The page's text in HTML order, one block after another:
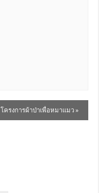
โครงการผ้าป่าเพื่อหมาแมว »